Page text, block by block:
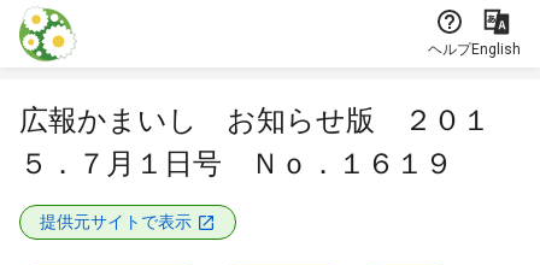
本文に飛ぶ
ヘルプEnglish
広報かまいし お知らせ版 ２０１
５．７月１日号 Ｎｏ．１６１９
提供元サイトで表示